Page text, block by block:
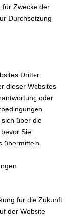
für Zwecke der
Durchsetzung
Dritter
dieser Websites
oder
sich über die
Sie
übermitteln.
für die Zukunft
der Website